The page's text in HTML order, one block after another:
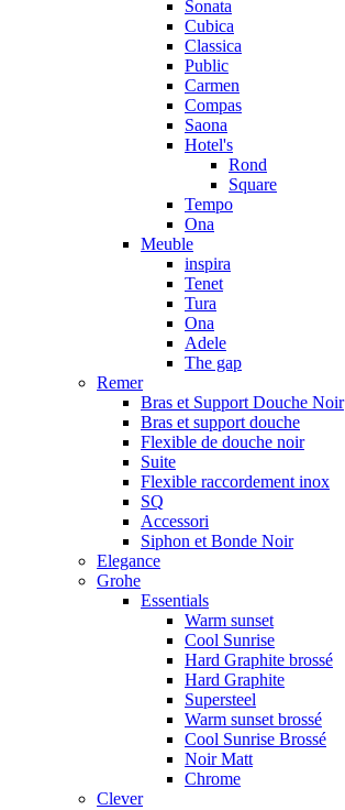
Sonata
Cubica
Classica
Public
Carmen
Compas
Saona
Hotel's
Rond
Square
Tempo
Ona
Meuble
inspira
Tenet
Tura
Ona
Adele
The gap
Remer
Bras et Support Douche Noir
Bras et support douche
Flexible de douche noir
Suite
Flexible raccordement inox
SQ
Accessori
Siphon et Bonde Noir
Elegance
Grohe
Essentials
Warm sunset
Cool Sunrise
Hard Graphite brossé
Hard Graphite
Supersteel
Warm sunset brossé
Cool Sunrise Brossé
Noir Matt
Chrome
Clever